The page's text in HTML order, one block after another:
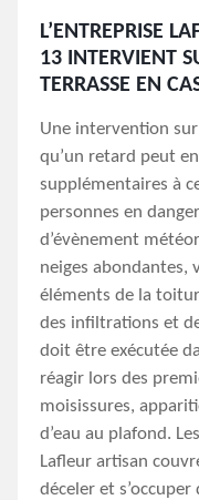
L’ENTREPRISE
13 INTERVIENT
TERRASSE EN
Une intervention
qu’un retard peut
supplémentaires à
personnes en
d’évènement
neiges abondantes,
éléments de la
des infiltrations et
doit être exécutée
réagir lors des
moisissures,
d’eau au plafond.
Lafleur artisan
déceler et